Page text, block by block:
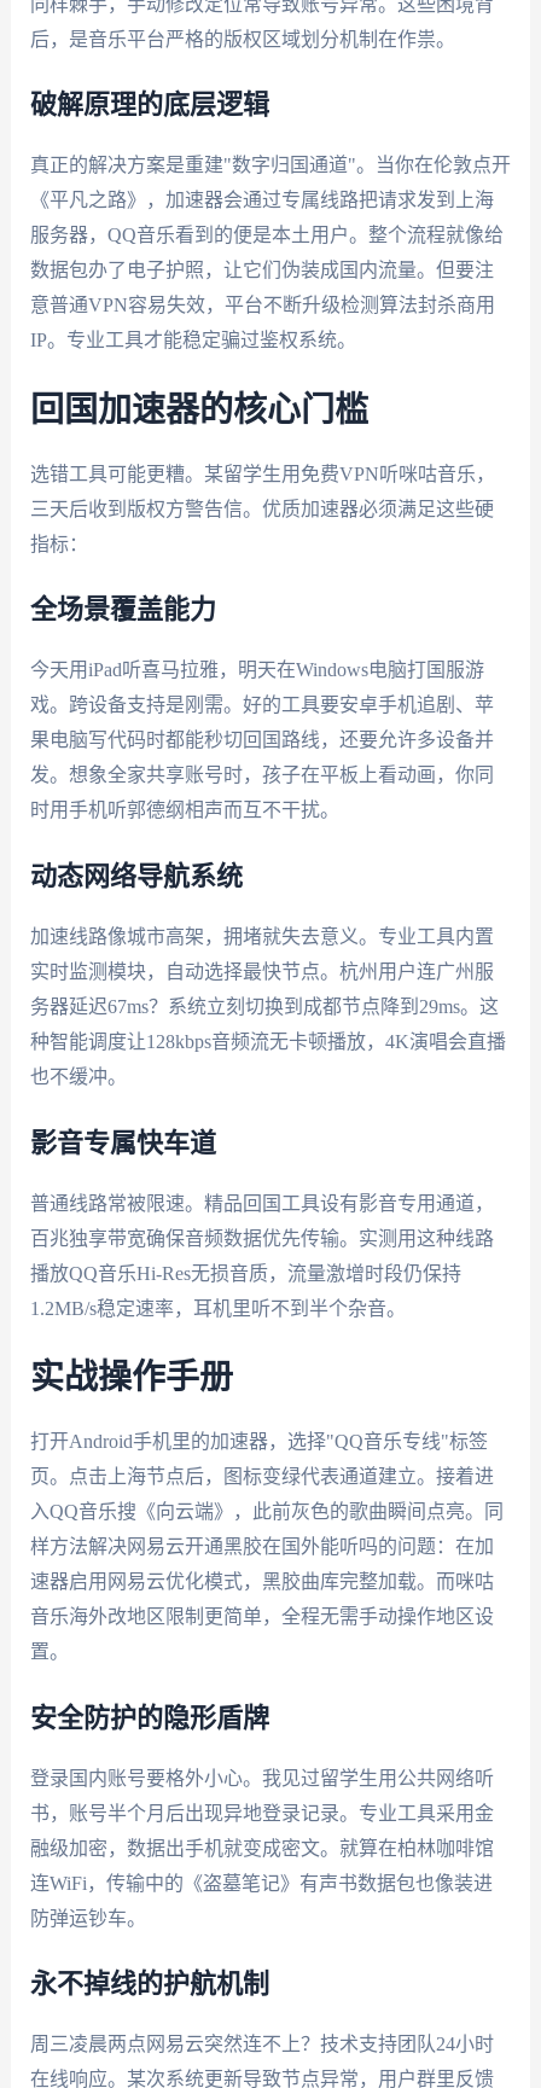
后，是音乐平台严格的版权区域划分机制在作祟。
破解原理的底层逻辑
真正的解决方案是重建"数字归国通道"。当你在伦敦点开
《平凡之路》，加速器会通过专属线路把请求发到上海
服务器，QQ音乐看到的便是本土用户。整个流程就像给
数据包办了电子护照，让它们伪装成国内流量。但要注
意普通VPN容易失效，平台不断升级检测算法封杀商用
IP。专业工具才能稳定骗过鉴权系统。
回国加速器的核心门槛
选错工具可能更糟。某留学生用免费VPN听咪咕音乐，
三天后收到版权方警告信。优质加速器必须满足这些硬
指标：
全场景覆盖能力
今天用iPad听喜马拉雅，明天在Windows电脑打国服游
戏。跨设备支持是刚需。好的工具要安卓手机追剧、苹
果电脑写代码时都能秒切回国路线，还要允许多设备并
发。想象全家共享账号时，孩子在平板上看动画，你同
时用手机听郭德纲相声而互不干扰。
动态网络导航系统
加速线路像城市高架，拥堵就失去意义。专业工具内置
实时监测模块，自动选择最快节点。杭州用户连广州服
务器延迟67ms？系统立刻切换到成都节点降到29ms。这
种智能调度让128kbps音频流无卡顿播放，4K演唱会直播
也不缓冲。
影音专属快车道
普通线路常被限速。精品回国工具设有影音专用通道，
百兆独享带宽确保音频数据优先传输。实测用这种线路
播放QQ音乐Hi-Res无损音质，流量激增时段仍保持
1.2MB/s稳定速率，耳机里听不到半个杂音。
实战操作手册
打开Android手机里的加速器，选择"QQ音乐专线"标签
页。点击上海节点后，图标变绿代表通道建立。接着进
入QQ音乐搜《向云端》，此前灰色的歌曲瞬间点亮。同
样方法解决网易云开通黑胶在国外能听吗的问题：在加
速器启用网易云优化模式，黑胶曲库完整加载。而咪咕
音乐海外改地区限制更简单，全程无需手动操作地区设
置。
安全防护的隐形盾牌
登录国内账号要格外小心。我见过留学生用公共网络听
书，账号半个月后出现异地登录记录。专业工具采用金
融级加密，数据出手机就变成密文。就算在柏林咖啡馆
连WiFi，传输中的《盗墓笔记》有声书数据包也像装进
防弹运钞车。
永不掉线的护航机制
周三凌晨两点网易云突然连不上？技术支持团队24小时
在线响应。某次系统更新导致节点异常，用户群里反馈